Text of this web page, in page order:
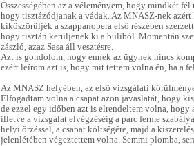
Összességében az a véleményem, hogy mindkét
hogy tisztázódjanak a vádak. Az MNASZ-nek
kiköszörüljék a szappanopera első részében
hogy tisztán kerüljenek ki a buliból. Momentán
zászló, azaz Sasa áll vesztésre.
Azt is gondolom, hogy ennek az ügynek nincs
ezért leírom azt is, hogy mit tettem volna én, ha a
Az MNASZ helyében, az első vizsgálati
Elfogadtam volna a csapat azon javaslatát, hogy
de ezzel egy időben azt is elrendeltem volna, hogy
illetve a vizsgálat elvégzéséig a parc ferme
helyi őrzéssel, a csapat költségére, majd a
jelenlétében végeztettem volna. Semmi plomba,